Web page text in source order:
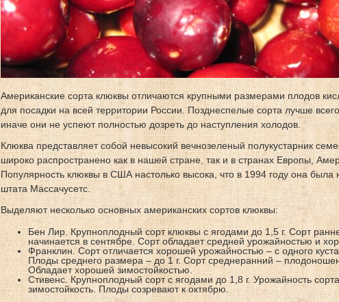
Американские сорта клюквы отличаются крупными размерами плодов
для посадки на всей территории России. Позднеспелые сорта лучше
иначе они не успеют полностью дозреть до наступления холодов.
Клюква представляет собой невысокий вечнозеленый полукустарник
широко распространено как в нашей стране, так и в странах Европы,
Популярность клюквы в США настолько высока, что в 1994 году она была
штата Массачусетс.
Выделяют несколько основных американских сортов клюквы:
Бен Лир. Крупноплодный сорт клюквы с ягодами до 1,5 г. Сорт
начинается в сентябре. Сорт обладает средней урожайностью и
Франклин. Сорт отличается хорошей урожайностью – с одного
Плоды среднего размера – до 1 г. Сорт среднеранний –
Обладает хорошей зимостойкостью.
Стивенс. Крупноплодный сорт с ягодами до 1,8 г. Урожайность
зимостойкость. Плоды созревают к октябрю.